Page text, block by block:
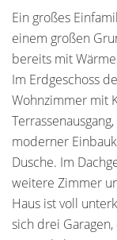
Ein großes
einem großen
bereits mit
Im Erdgeschoss
Wohnzimmer mit
moderner
Dusche. Im
weitere Zimmer
Haus ist voll
sich drei